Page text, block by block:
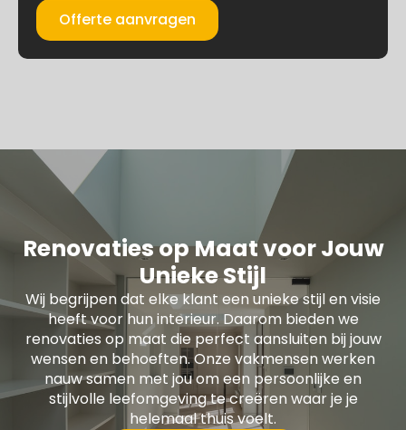
Offerte aanvragen
Renovaties op Maat voor Jouw
Unieke Stijl
Wij begrijpen dat elke klant een unieke stijl en visie
heeft voor hun interieur. Daarom bieden we
renovaties op maat die perfect aansluiten bij jouw
wensen en behoeften. Onze vakmensen werken
nauw samen met jou om een persoonlijke en
stijlvolle leefomgeving te creëren waar je je
helemaal thuis voelt.